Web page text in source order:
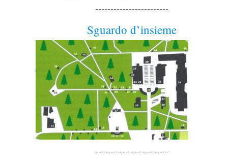
------------------------
Sguardo d’insieme
------------------------